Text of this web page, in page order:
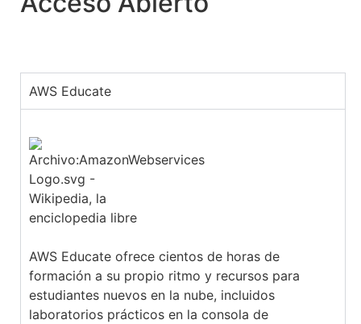
AWS Educate
AWS Educate ofrece cientos de horas de
formación a su propio ritmo y recursos para
estudiantes nuevos en la nube, incluidos
laboratorios prácticos en la consola de